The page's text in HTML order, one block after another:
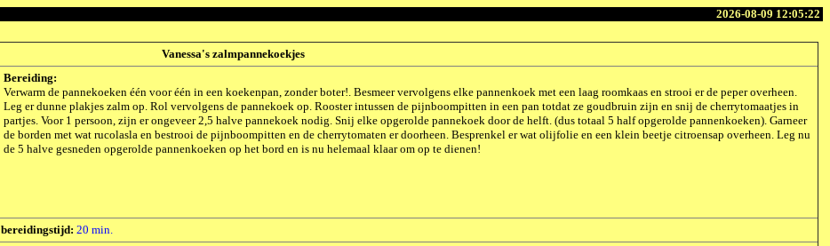
2026-08-09 12:05:22
Vanessa's zalmpannekoekjes
Bereiding:
Verwarm de pannekoeken één voor één in een koekenpan, zonder boter!. Besmeer vervolgens elke pannenkoek met een laag roomkaas en strooi er de peper overheen.
Leg er dunne plakjes zalm op. Rol vervolgens de pannekoek op. Rooster intussen de pijnboompitten in een pan totdat ze goudbruin zijn en snij de cherrytomaatjes in
partjes. Voor 1 persoon, zijn er ongeveer 2,5 halve pannekoek nodig. Snij elke opgerolde pannekoek door de helft. (dus totaal 5 half opgerolde pannenkoeken). Garneer
de borden met wat rucolasla en bestrooi de pijnboompitten en de cherrytomaten er doorheen. Besprenkel er wat olijfolie en een klein beetje citroensap overheen. Leg nu
de 5 halve gesneden opgerolde pannenkoeken op het bord en is nu helemaal klaar om op te dienen!
bereidingstijd: 20 min.